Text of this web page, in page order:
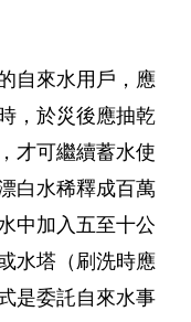
自來水用戶，應
，於災後應抽乾
才可繼續蓄水使
白水稀釋成百萬
中加入五至十公
水塔（刷洗時應
是委託自來水事